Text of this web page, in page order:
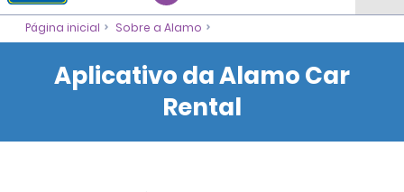
Página inicial Sobre a Alamo
Aplicativo da Alamo Car
Rental